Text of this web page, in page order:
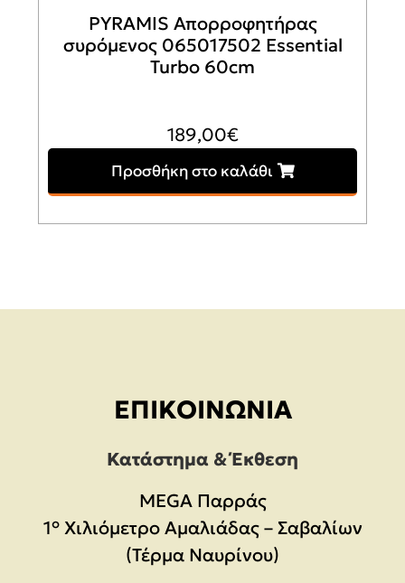
PYRAMIS Απορροφητήρας
συρόμενος 065017502 Essential
Turbo 60cm
189,00€
Προσθήκη στο καλάθι
ΕΠΙΚΟΙΝΩΝΊΑ
Κατάστημα & Έκθεση
MEGA Παρράς
1° Χιλιόμετρο Αμαλιάδας – Σαβαλίων
(Τέρμα Ναυρίνου)